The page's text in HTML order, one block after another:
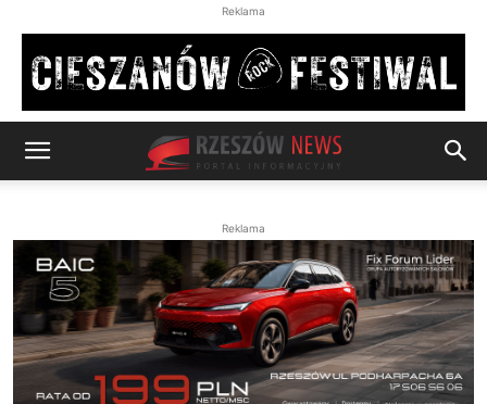
Reklama
Reklama